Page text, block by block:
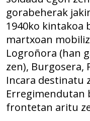
gorabeherak
1940ko kintakoa
martxoan
Logroñora (han
zen), Burgosera,
Incara destinatu
Erregimendutan
frontetan aritu